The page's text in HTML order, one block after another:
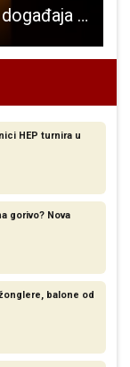
Uslijed Dana žalosti i tragičnog događaja u osnovnoj školi u Zagrebu, u subotu na Adventu u Gospiću neće se održati nastup grupe Džentlmeni
HEP turnira u
gorivo? Nova
balone od